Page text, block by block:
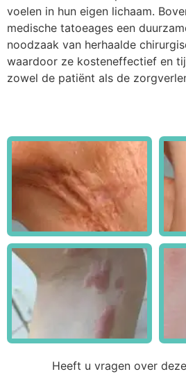
voelen in hun eigen lichaam.
medische tatoeages een
noodzaak van herhaalde
waardoor ze kosteneffectief en
zowel de patiënt als de
Heeft u vragen over